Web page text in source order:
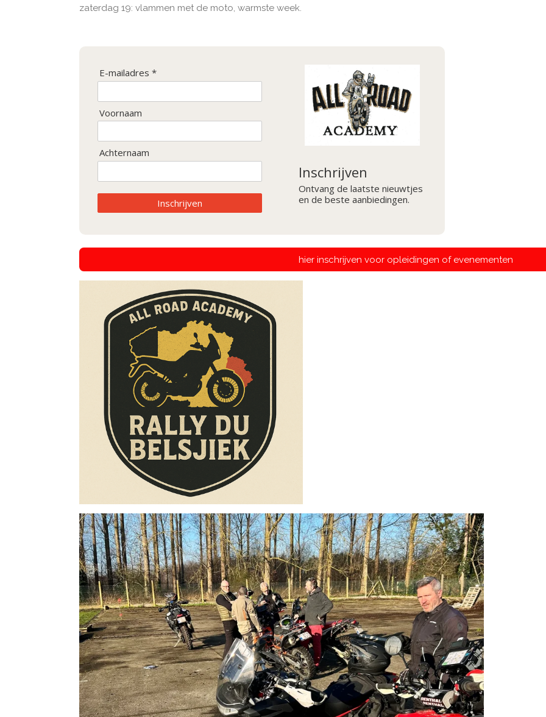
zaterdag 19: vlammen met de moto, warmste week.
E-mailadres *
Voornaam
Achternaam
Inschrijven
Inschrijven
Ontvang de laatste nieuwtjes
en de beste aanbiedingen.
hier inschrijven voor opleidingen of